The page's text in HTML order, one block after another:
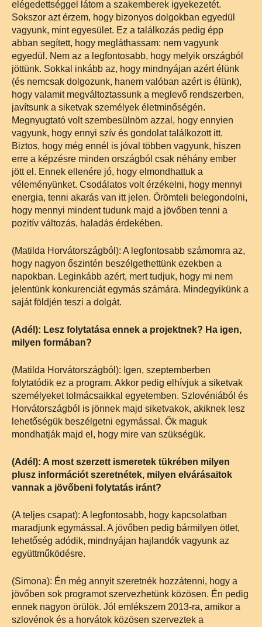
elégedettséggel látom a szakemberek igyekezetét.
Sokszor azt érzem, hogy bizonyos dolgokban egyedül
vagyunk, mint egyesület. Ez a találkozás pedig épp
abban segített, hogy megláthassam: nem vagyunk
egyedül. Nem az a legfontosabb, hogy melyik országból
jöttünk. Sokkal inkább az, hogy mindnyájan azért élünk
(és nemcsak dolgozunk, hanem valóban azért is élünk),
hogy valamit megváltoztassunk a meglevő rendszerben,
javítsunk a siketvak személyek életminőségén.
Megnyugtató volt szembesülnöm azzal, hogy ennyien
vagyunk, hogy ennyi szív és gondolat találkozott itt.
Biztos, hogy még ennél is jóval többen vagyunk, hiszen
erre a képzésre minden országból csak néhány ember
jött el. Ennek ellenére jó, hogy elmondhattuk a
véleményünket. Csodálatos volt érzékelni, hogy mennyi
energia, tenni akarás van itt jelen. Örömteli belegondolni,
hogy mennyi mindent tudunk majd a jövőben tenni a
pozitív változás, haladás érdekében.
(Matilda Horvátországból): A legfontosabb számomra az,
hogy nagyon őszintén beszélgethettünk ezekben a
napokban. Leginkább azért, mert tudjuk, hogy mi nem
jelentünk konkurenciát egymás számára. Mindegyikünk a
saját földjén teszi a dolgát.
(Adél): Lesz folytatása ennek a projektnek? Ha igen,
milyen formában?
(Matilda Horvátországból): Igen, szeptemberben
folytatódik ez a program. Akkor pedig elhívjuk a siketvak
személyeket tolmácsaikkal egyetemben. Szlovéniából és
Horvátországból is jönnek majd siketvakok, akiknek lesz
lehetőségük beszélgetni egymással. Ők maguk
mondhatják majd el, hogy mire van szükségük.
(Adél): A most szerzett ismeretek tükrében milyen
plusz információt szeretnétek, milyen elvárásaitok
vannak a jövőbeni folytatás iránt?
(A teljes csapat): A legfontosabb, hogy kapcsolatban
maradjunk egymással. A jövőben pedig bármilyen ötlet,
lehetőség adódik, mindnyájan hajlandók vagyunk az
együttműködésre.
(Simona): Én még annyit szeretnék hozzátenni, hogy a
jövőben sok programot szervezhetünk közösen. Én pedig
ennek nagyon örülök. Jól emlékszem 2013-ra, amikor a
szlovénok és a horvátok közösen szerveztek a